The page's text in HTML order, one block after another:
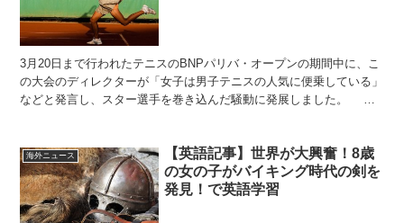
3月20日まで行われたテニスのBNPパリバ・オープンの期間中に、こ
の大会のディレクターが「女子は男子テニスの人気に便乗している」
などと発言し、スター選手を巻き込んだ騒動に発展しました。 こ
海外ニュース
【英語記事】世界が大興奮！8歳
の女の子がバイキング時代の剣を
発見！で英語学習